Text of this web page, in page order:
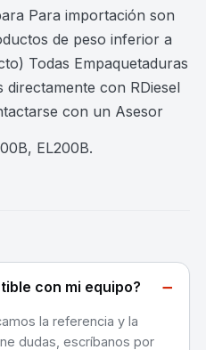
Para importación son
de peso inferior a
Todas Empaquetaduras
con RDiesel
con un Asesor
EL200B.
con mi equipo? −
la referencia y la
dudas, escríbanos por